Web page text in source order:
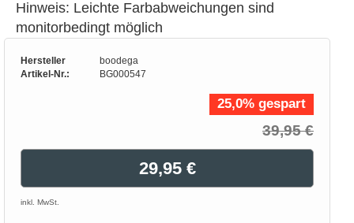
Hinweis: Leichte Farbabweichungen sind
monitorbedingt möglich
Hersteller
boodega
Artikel-Nr.:
BG000547
25,0% gespart
39,95 €
29,95 €
inkl. MwSt.